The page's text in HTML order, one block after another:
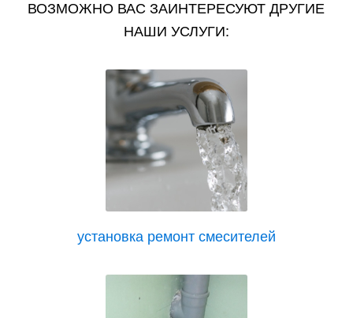
ВОЗМОЖНО ВАС ЗАИНТЕРЕСУЮТ ДРУГИЕ
НАШИ УСЛУГИ:
установка ремонт смесителей